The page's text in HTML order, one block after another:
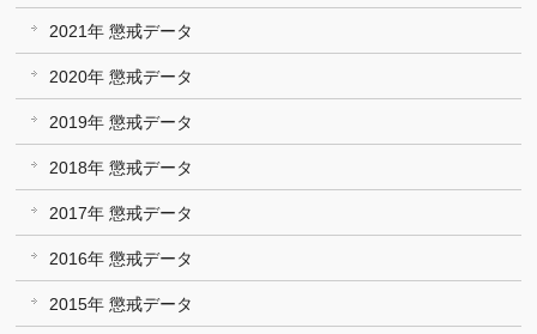
2021年 懲戒データ
2020年 懲戒データ
2019年 懲戒データ
2018年 懲戒データ
2017年 懲戒データ
2016年 懲戒データ
2015年 懲戒データ